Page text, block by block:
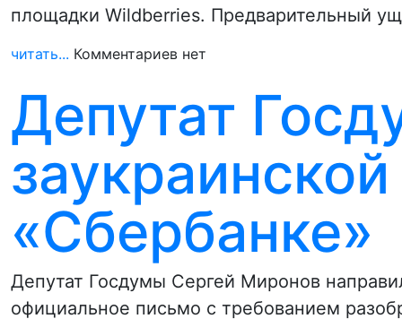
площадки Wildberries. Предварительный
читать... Комментариев нет
Депутат
«Сбербанке»
Депутат Госдумы Сергей Миронов
официальное письмо с требованием